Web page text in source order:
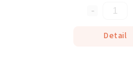
Detail